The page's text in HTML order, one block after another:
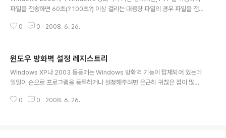
파일을 전송하면 60초(? 100초?) 이상 걸리는 대용량 파일의 경우 파일을 전
션이 끊어져(21번 control 포트) 재접속 후 다시 이어쓰기로 전송을 해줘야 완
이가 되어 멍~하고 있다가 아래와 같은 에러를 뱉어내면서 연결이 끊어진다. C
onnection closed by remote host또는기본 연결이 닫혔습니다. 받기에
서 예기치 않은 오류가 발생했습니다. Microsoft에..
0 0 2008. 6. 26.
윈도우 방화벽 설정 레지스트리
Windows XP나 2003 등등에는 Windows 방화벽 기능이 탑재되어 있는데
일일이 손으로 프로그램을 등록하거나 설정해주려면 은근히 귀찮은 점이 많다.
은 거의 대부분이 레지스트리에 기록되어 있다.바로 다음 키. 방화벽 설정 메인
0 0 2008. 6. 26.